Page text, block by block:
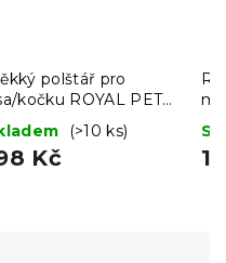
polštář pro
kočku ROYAL PET
cm, vzorovaný
(>10 ks)
Kč